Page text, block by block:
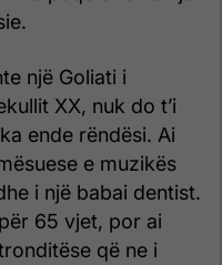
një Goliati i
XX, nuk do t’i
ende rëndësi. Ai
e muzikës
i një babai dentist.
65 vjet, por ai
që ne i